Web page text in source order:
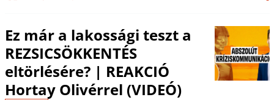
Ez már a lakossági teszt a
REZSICSÖKKENTÉS
eltörlésére? | REAKCIÓ
Hortay Olivérrel (VIDEÓ)